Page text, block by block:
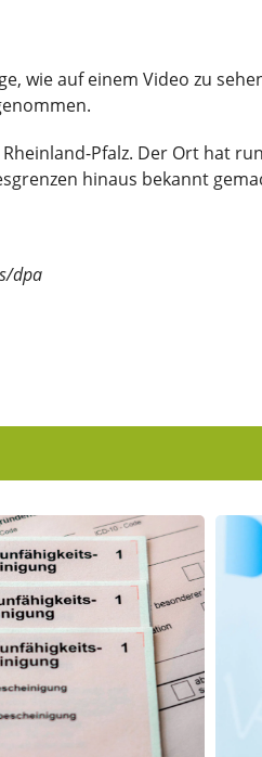
wie auf einem Video zu
Pfalz. Der Ort hat
hinaus bekannt
dpa